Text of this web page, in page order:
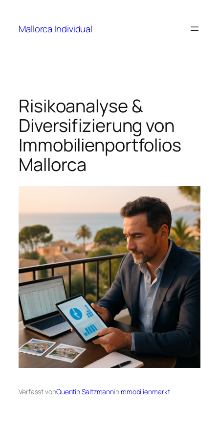
springen
Mallorca Individual
Risikoanalyse &
Diversifizierung von
Immobilienportfolios
Mallorca
Verfasst vonQuentin SaltzmanninImmobilienmarkt